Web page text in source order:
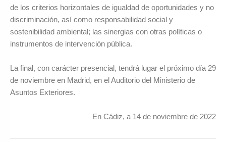
de los criterios horizontales de igualdad de oportunidades y no
discriminación, así como responsabilidad social y
sostenibilidad ambiental; las sinergias con otras políticas o
instrumentos de intervención pública.
La final, con carácter presencial, tendrá lugar el próximo día 29
de noviembre en Madrid, en el Auditorio del Ministerio de
Asuntos Exteriores.
En Cádiz, a 14 de noviembre de 2022